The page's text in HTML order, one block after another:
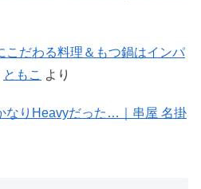
こだわる料理＆もつ鍋はインパ
ともこ より
なりHeavyだった…｜串屋 名掛